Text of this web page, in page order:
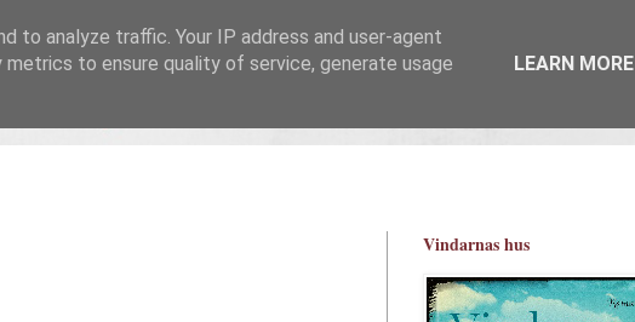
Vindarnas hus
to analyze traffic. Your IP address and user-agent
to ensure quality of service, generate usage
LEARN MORE